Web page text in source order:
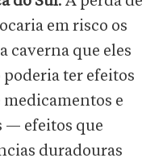
em risco os
caverna que eles
ter efeitos
e
— efeitos que
duradouras